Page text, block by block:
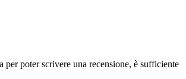
poter scrivere una recensione, è sufficiente